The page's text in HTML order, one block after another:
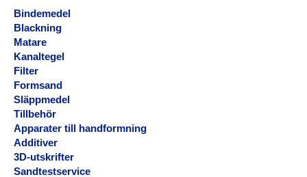
Bindemedel
Blackning
Matare
Kanaltegel
Filter
Formsand
Släppmedel
Tillbehör
Apparater till handformning
Additiver
3D-utskrifter
Sandtestservice